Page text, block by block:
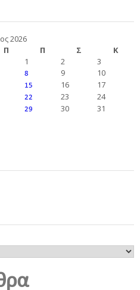
2026
Π Π Σ
Κ
1
2 3
8 9 10
15 16 17
22 23 24
29 30 31